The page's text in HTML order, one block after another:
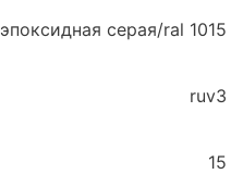
эпоксидная серая/ral 1015
ruv3
15